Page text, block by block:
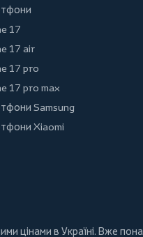
17
17 air
17 pro
17 pro max
Samsung
Xiaomi
цінами в Україні. Вже